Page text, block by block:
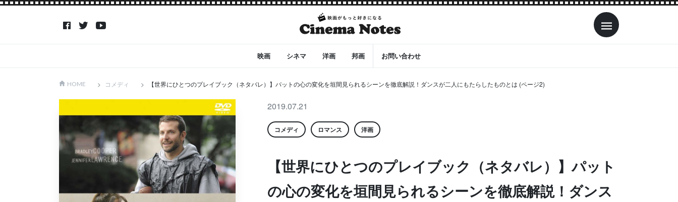
映画 シネマ 洋画 邦画 お問い合わせ
HOME コメディ 【世界にひとつのプレイブック（ネタバレ）】パットの心の変化を垣間見られるシーンを徹底解説！ダンスが二人にもたらしたものとは (ページ2)
2019.07.21
コメディ ロマンス 洋画
【世界にひとつのプレイブック（ネタバレ）】パット
の心の変化を垣間見られるシーンを徹底解説！ダンス